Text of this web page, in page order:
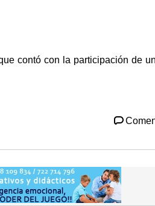
contó con la participación de